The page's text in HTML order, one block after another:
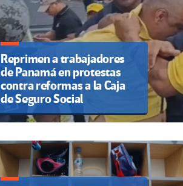
Reprimen a trabajadores
de Panamá en protestas
contra reformas a la Caja
de Seguro Social